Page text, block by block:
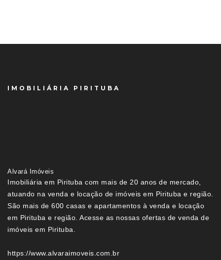
IMOBILIÁRIA PIRITUBA
Alvará Imóveis
Imobiliária em Pirituba com mais de 20 anos de mercado,
atuando na venda e locação de imóveis em Pirituba e região.
São mais de 600 casas e apartamentos à venda e locação
em Pirituba e região. Acesse as nossas ofertas de venda de
imóveis em Pirituba.
https://www.alvaraimoveis.com.br